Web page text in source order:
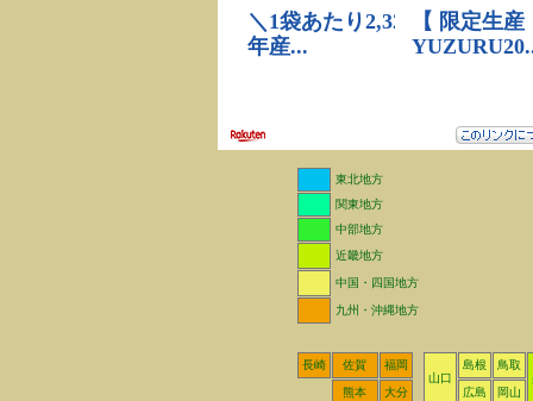
東北地方
関東地方
中部地方
近畿地方
中国・四国地方
九州・沖縄地方
長崎 佐賀
福岡
山口
島根
鳥取
熊本
大分 広島 岡山